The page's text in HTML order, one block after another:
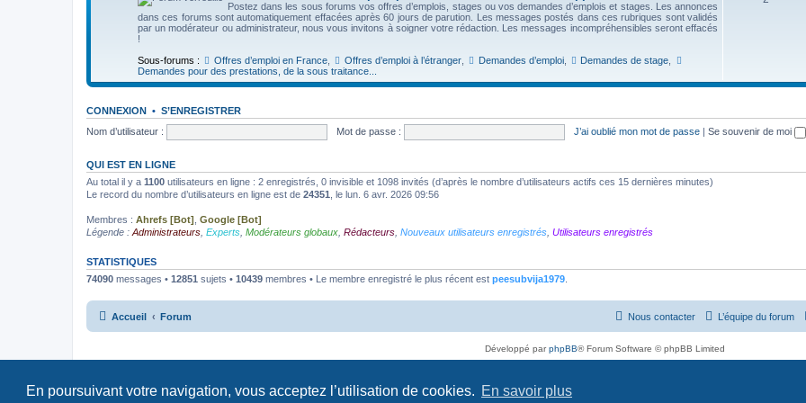
En poursuivant votre navigation, vous acceptez l’utilisation de cookies. En savoir plus
Postez dans les sous forums vos offres d’emplois, stages ou vos demandes d’emplois et stages. Les annonces
dans ces forums sont automatiquement effacées après 60 jours de parution. Les messages postés dans ces rubriques sont validés
par un modérateur ou administrateur, nous vous invitons à soigner votre rédaction. Les messages incompréhensibles seront effacés
!
Sous-forums :
Offres d’emploi en France, Offres d’emploi à l’étranger, Demandes d’emploi, Demandes de stage
Demandes pour des prestations, de la sous traitance...
CONNEXION • S’ENREGISTRER
Nom d’utilisateur :
Mot de passe : J’ai oublié mon mot de passe | Se souvenir de moi
QUI EST EN LIGNE
Au total il y a 1100 utilisateurs en ligne : 2 enregistrés, 0 invisible et 1098 invités (d’après le nombre d’utilisateurs actifs ces 15 dernières minutes)
Le record du nombre d’utilisateurs en ligne est de 24351 , le lun. 6 avr. 2026 09:56
Membres : Ahrefs [Bot] Google [Bot]
Légende : Administrateurs Experts Modérateurs globaux Rédacteurs Nouveaux utilisateurs enregistrés Utilisateurs enregistrés
STATISTIQUES
74090 messages • 12851 sujets • 10439 membres • Le membre enregistré le plus récent est peesubvija1979
Accueil Forum L’équipe du forum
Nous contacter
Développé parphpBB® Forum Software © phpBB Limited